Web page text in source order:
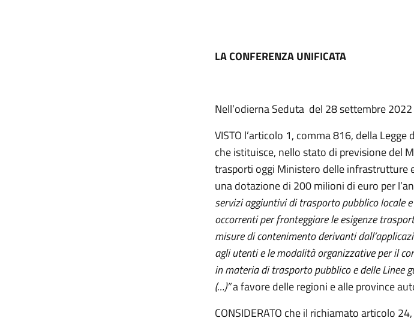
LA CONFERENZA UNIFICATA
Nell’odierna Seduta del 28 settembre 2022
VISTO l’articolo 1, comma 816, della
che istituisce, nello stato di previsione del
trasporti oggi Ministero delle infrastrutture
una dotazione di 200 milioni di euro per
servizi aggiuntivi di trasporto pubblico locale
occorrenti per fronteggiare le esigenze
misure di contenimento derivanti
agli utenti e le modalità organizzative per il
in materia di trasporto pubblico e delle Linee
(…)”a favore delle regioni e alle province
CONSIDERATO che il richiamato articolo